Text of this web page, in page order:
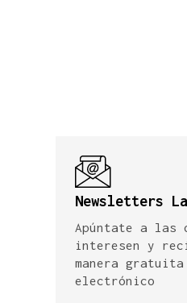
Newsletters
Apúntate a las
interesen y
manera
electrónico